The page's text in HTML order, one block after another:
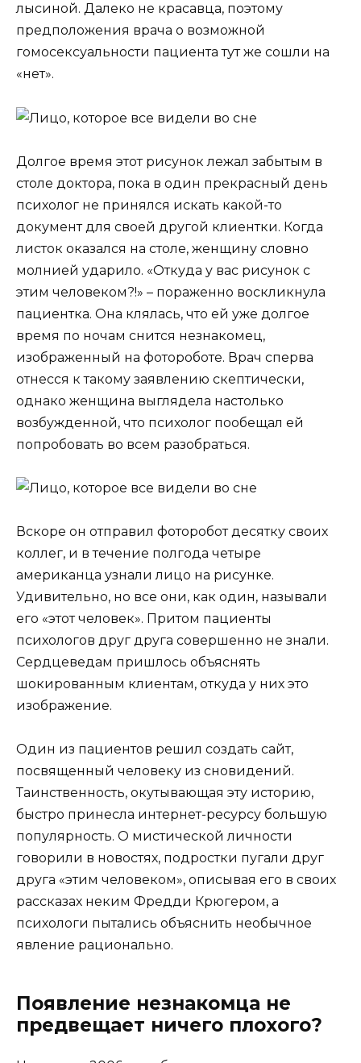
лысиной. Далеко не красавца, поэтому
предположения врача о возможной
гомосексуальности пациента тут же сошли на
«нет».
Долгое время этот рисунок лежал забытым в
столе доктора, пока в один прекрасный день
психолог не принялся искать какой-то
документ для своей другой клиентки. Когда
листок оказался на столе, женщину словно
молнией ударило. «Откуда у вас рисунок с
этим человеком?!» – пораженно воскликнула
пациентка. Она клялась, что ей уже долгое
время по ночам снится незнакомец,
изображенный на фотороботе. Врач сперва
отнесся к такому заявлению скептически,
однако женщина выглядела настолько
возбужденной, что психолог пообещал ей
попробовать во всем разобраться.
Вскоре он отправил фоторобот десятку своих
коллег, и в течение полгода четыре
американца узнали лицо на рисунке.
Удивительно, но все они, как один, называли
его «этот человек». Притом пациенты
психологов друг друга совершенно не знали.
Сердцеведам пришлось объяснять
шокированным клиентам, откуда у них это
изображение.
Один из пациентов решил создать сайт,
посвященный человеку из сновидений.
Таинственность, окутывающая эту историю,
быстро принесла интернет-ресурсу большую
популярность. О мистической личности
говорили в новостях, подростки пугали друг
друга «этим человеком», описывая его в своих
рассказах неким Фредди Крюгером, а
психологи пытались объяснить необычное
явление рационально.
Появление незнакомца не
предвещает ничего плохого?